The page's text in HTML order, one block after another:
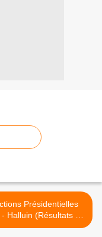
Présidentielles
Halluin (Résultats 2e
Tour - 6 Mai 2012). >